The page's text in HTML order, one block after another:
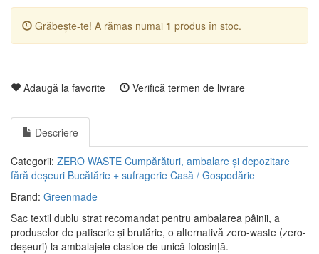
Grăbește-te! A rămas numai 1 produs în stoc.
Adaugă la favorite Verifică termen de livrare
Descriere
Categorii: ZERO WASTE Cumpărături, ambalare și depozitare
fără deșeuri Bucătărie + sufragerie Casă / Gospodărie
Brand: Greenmade
Sac textil dublu strat recomandat pentru ambalarea pâinii, a
produselor de patiserie și brutărie, o alternativă zero-waste (zero-
deșeuri) la ambalajele clasice de unică folosință.